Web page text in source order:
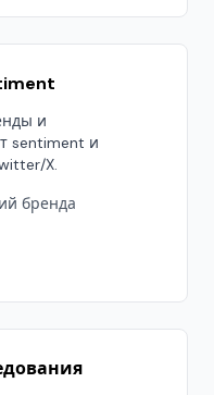
и
sentiment и
X.
бренда